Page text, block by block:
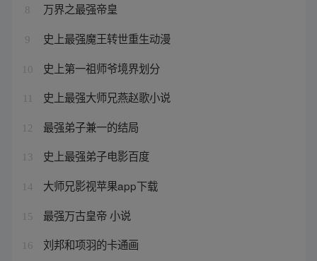
8 万界之最强帝皇
9 史上最强魔王转世重生动漫
10 史上第一祖师爷境界划分
史上最强大师兄燕赵歌小说
12 最强弟子兼一的结局
13 史上最强弟子电影百度
14 大师兄影视苹果app下载
15 最强万古皇帝 小说
16 刘邦和项羽的卡通画